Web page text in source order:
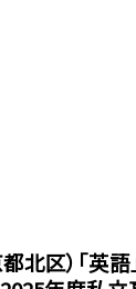
北区）「英